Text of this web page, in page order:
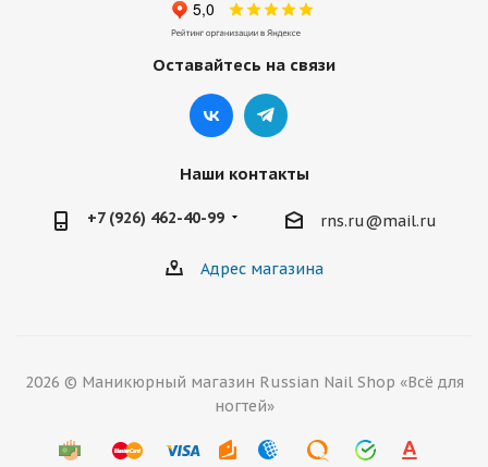
Оставайтесь на связи
Наши контакты
+7 (926) 462-40-99 rns.ru@mail.ru
Адрес магазина
2026 © Маникюрный магазин Russian Nail Shop «Всё для
ногтей»